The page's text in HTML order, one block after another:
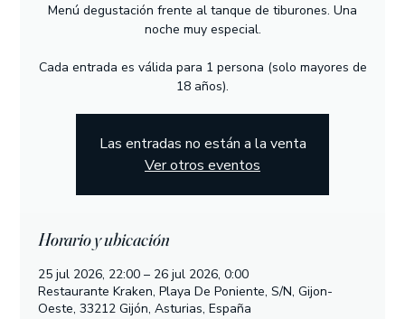
Menú degustación frente al tanque de tiburones. Una
noche muy especial.
Cada entrada es válida para 1 persona (solo mayores de
18 años).
Las entradas no están a la venta
Ver otros eventos
Horario y ubicación
25 jul 2026, 22:00 – 26 jul 2026, 0:00
Restaurante Kraken, Playa De Poniente, S/N, Gijon-
Oeste, 33212 Gijón, Asturias, España